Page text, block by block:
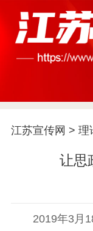
江苏宣传网 > 理
让思
2019年3月18